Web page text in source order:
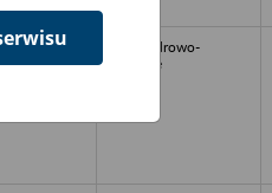
Akta kadrowo-
płacowe